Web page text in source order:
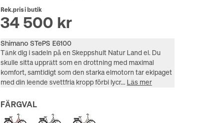
Rek.pris i butik
34 500 kr
Shimano STePS E6100
Tänk dig i sadeln på en Skeppshult Natur Land el. Du
skulle sitta upprätt som en drottning med maximal
komfort, samtidigt som den starka elmotorn tar ekipaget
med din leende svettfria kropp förbi lycr... Läs mer
FÄRGVAL